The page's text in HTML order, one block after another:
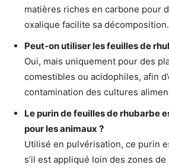
matières riches en carbone pour
oxalique facilite sa décomposition.
Peut-on utiliser les feuilles de
Oui, mais uniquement pour des
comestibles ou acidophiles, afin
contamination des cultures
Le purin de feuilles de rhubarbe
pour les animaux ?
Utilisé en pulvérisation, ce purin
s’il est appliqué loin des zones